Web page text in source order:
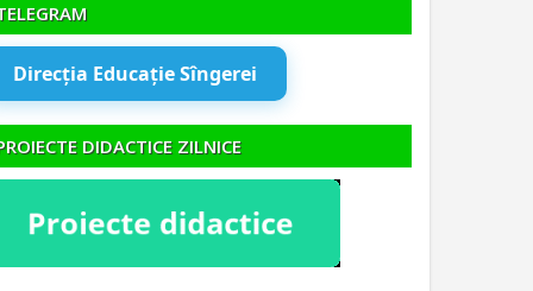
Direcția Educație Sîngerei
DIDACTICE ZILNICE